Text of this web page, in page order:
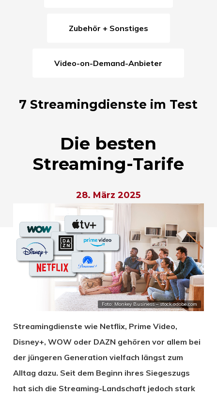
Zubehör + Sonstiges
Video-on-Demand-Anbieter
7 Streamingdienste im Test
Die besten
Streaming-Tarife
28. März 2025
Foto: Monkey Business – stock.adobe.com
Streamingdienste wie Netflix, Prime Video,
Disney+, WOW oder DAZN gehören vor allem bei
der jüngeren Generation vielfach längst zum
Alltag dazu. Seit dem Beginn ihres Siegeszugs
hat sich die Streaming-Landschaft jedoch stark